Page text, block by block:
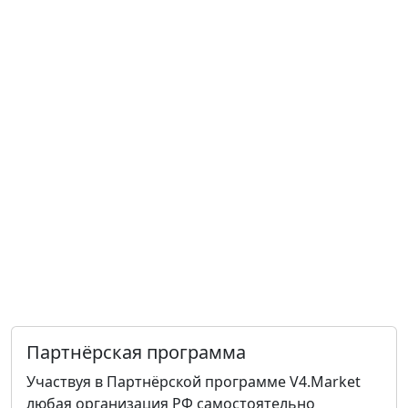
Партнёрская программа
Участвуя в Партнёрской программе V4.Market
любая организация РФ самостоятельно